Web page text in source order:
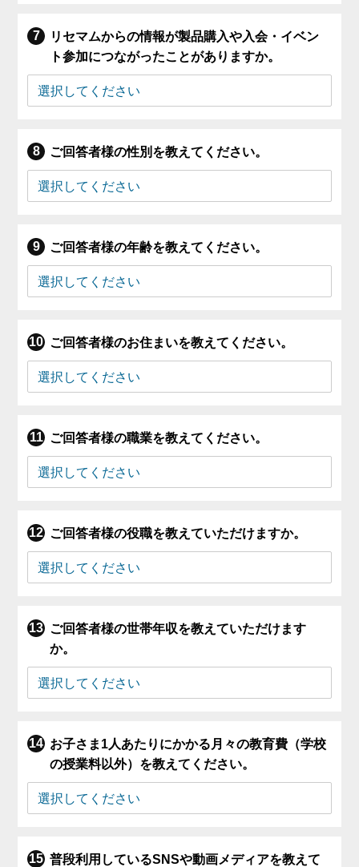
リセマムからの情報が製品購入や入会・イベン
ト参加につながったことがありますか。
ご回答者様の性別を教えてください。
ご回答者様の年齢を教えてください。
ご回答者様のお住まいを教えてください。
ご回答者様の職業を教えてください。
ご回答者様の役職を教えていただけますか。
ご回答者様の世帯年収を教えていただけます
か。
お子さま1人あたりにかかる月々の教育費（学校
の授業料以外）を教えてください。
普段利用しているSNSや動画メディアを教えて